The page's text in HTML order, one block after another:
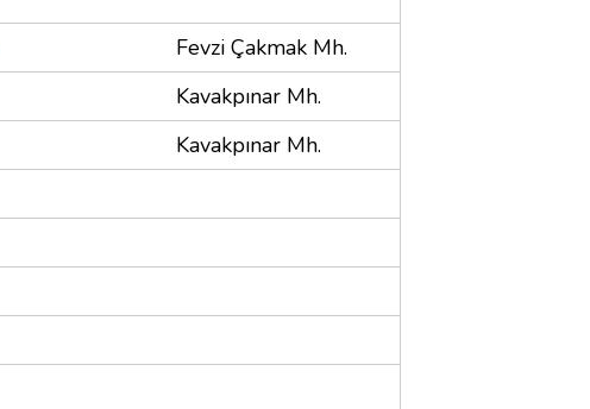
Fevzi Çakmak Mh.
Kavakpınar Mh.
Kavakpınar Mh.